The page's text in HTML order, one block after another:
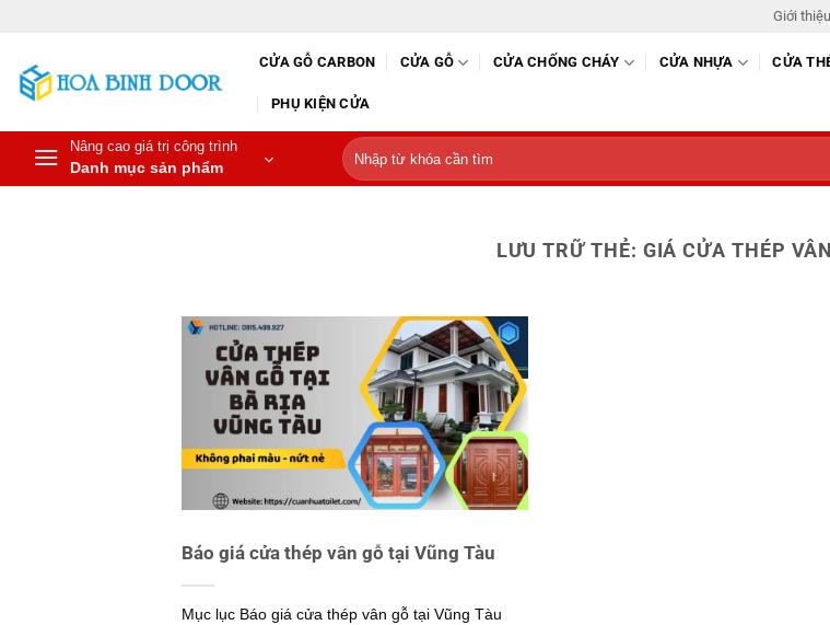
nội
dung
Giới thiệu
CỬA GỖ CARBON CỬA GỖ CỬA CHỐNG CHÁY CỬA NHỰA CỬA
PHỤ KIỆN CỬA
Nâng cao giá trị công trình
Danh mục sản phẩm
Tìm
kiếm:
LƯU TRỮ THẺ: GIÁ CỬA THÉP
Báo giá cửa thép vân gỗ tại Vũng Tàu
Mục lục Báo giá cửa thép vân gỗ tại Vũng Tàu